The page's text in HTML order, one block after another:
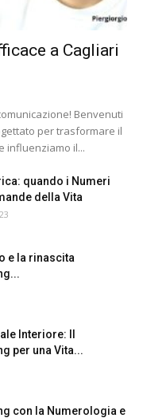
a Cagliari
Benvenuti
per trasformare il
influenziamo il...
quando i Numeri
della Vita
e la rinascita
Interiore: Il
per una Vita...
con la Numerologia e